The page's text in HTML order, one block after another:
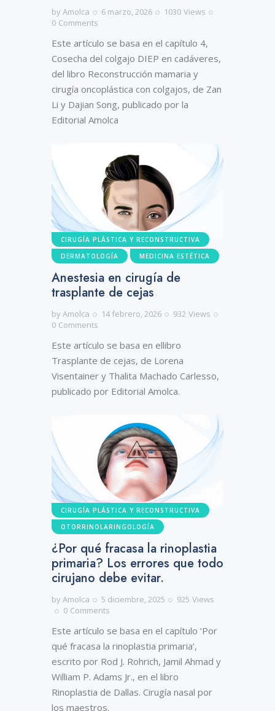
byAmolca 6 marzo, 2026 1030 Views
0 Comments
Este artículo se basa en el capítulo 4,
Cosecha del colgajo DIEP en cadáveres,
del libro Reconstrucción mamaria y
cirugía oncoplástica con colgajos, de Zan
Li y Dajian Song, publicado por la
Editorial Amolca
CIRUGÍA PLÁSTICA Y RECONSTRUCTIVA
DERMATOLOGÍA
MEDICINA ESTÉTICA
Anestesia en cirugía de
trasplante de cejas
byAmolca 14 febrero, 2026 932 Views
0 Comments
Este artículo se basa en ellibro
Trasplante de cejas, de Lorena
Visentainer y Thalita Machado Carlesso,
publicado por Editorial Amolca.
CIRUGÍA PLÁSTICA Y RECONSTRUCTIVA
OTORRINOLARINGOLOGÍA
¿Por qué fracasa la rinoplastia
primaria? Los errores que todo
cirujano debe evitar.
byAmolca 5 diciembre, 2025 925 Views
0 Comments
Este artículo se basa en el capítulo ‘Por
qué fracasa la rinoplastia primaria’,
escrito por Rod J. Rohrich, Jamil Ahmad y
William P. Adams Jr., en el libro
Rinoplastia de Dallas. Cirugía nasal por
los maestros.